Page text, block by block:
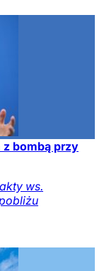
z bombą przy
ws.